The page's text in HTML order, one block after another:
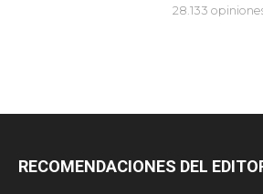
RECOMENDACIONES DEL